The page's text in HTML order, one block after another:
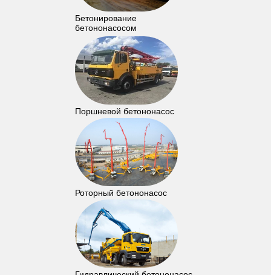
Бетонирование
бетононасосом
Поршневой бетононасос
Роторный бетононасос